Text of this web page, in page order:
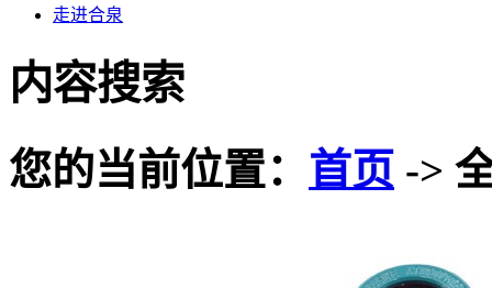
走进合泉
内容搜索
您的当前位置： 首页 ->